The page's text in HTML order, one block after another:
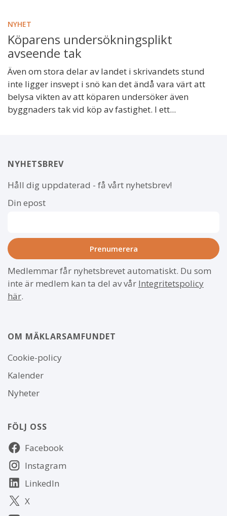
NYHET
Köparens undersökningsplikt
avseende tak
Även om stora delar av landet i skrivandets stund
inte ligger insvept i snö kan det ändå vara värt att
belysa vikten av att köparen undersöker även
byggnaders tak vid köp av fastighet. I ett...
NYHETSBREV
Håll dig uppdaterad - få vårt nyhetsbrev!
Din epost
Medlemmar får nyhetsbrevet automatiskt. Du som
inte är medlem kan ta del av vår Integritetspolicy
här.
OM MÄKLARSAMFUNDET
Om
webbplatsen
Cookie-policy
Kalender
Nyheter
FÖLJ OSS
Följ
oss Facebook
Instagram
LinkedIn
X